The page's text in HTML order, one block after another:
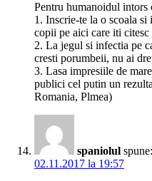
Pentru humanoidul intors
1. Inscrie-te la o scoala
copii pe aici care iti citesc
2. La jegul si infectia pe
cresti porumbeii, nu ai
3. Lasa impresiile de
publici cel putin un
Romania, Plmea)
spaniolul spune:
02.11.2017 la 19:57